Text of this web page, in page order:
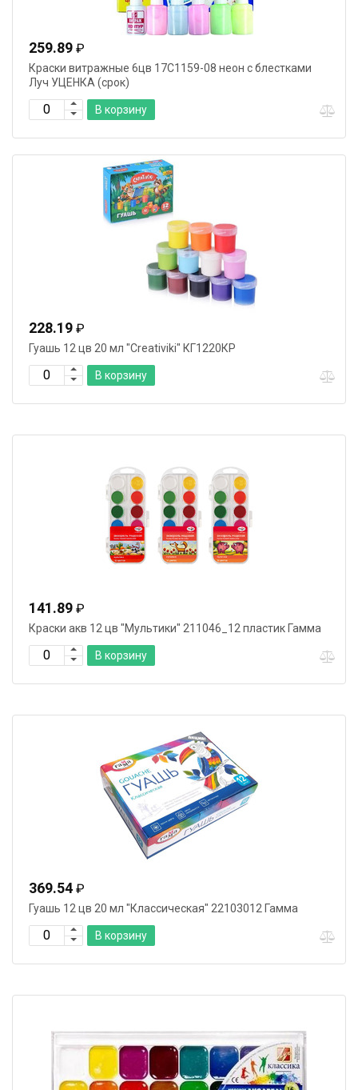
259.89 ₽
Краски витражные 6цв 17С1159-08 неон с блестками
Луч УЦЕНКА (срок)
В корзину
228.19 ₽
Гуашь 12 цв 20 мл "Creativiki" КГ1220КР
В корзину
141.89 ₽
Краски акв 12 цв "Мультики" 211046_12 пластик Гамма
В корзину
369.54 ₽
Гуашь 12 цв 20 мл "Классическая" 22103012 Гамма
В корзину